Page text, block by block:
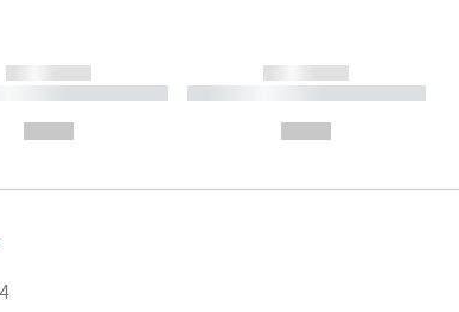
------------
----------- ----------
------------
----------- ----------- ----------